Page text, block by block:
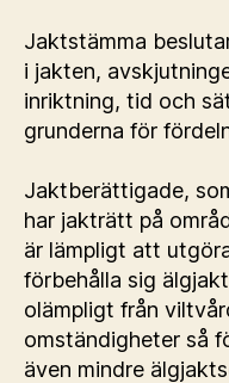
Jaktstämma
i jakten,
inriktning, tid och
grunderna för
Jaktberättigade,
har jakträtt på
är lämpligt att
förbehålla sig
olämpligt från
omständigheter så
även mindre